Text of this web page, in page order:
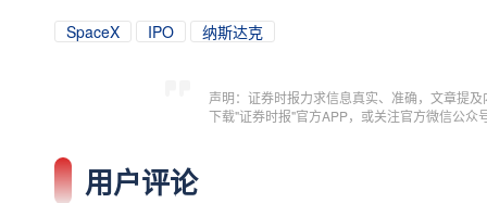
SpaceX IPO 纳斯达克
声明：证券时报力求信息真实、准确，文章提
下载"证券时报"官方APP，或关注官方微信公
用户评论